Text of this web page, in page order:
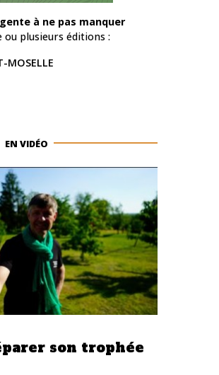
à ne pas manquer
ou plusieurs éditions :
MOSELLE
EN VIDÉO
son trophée